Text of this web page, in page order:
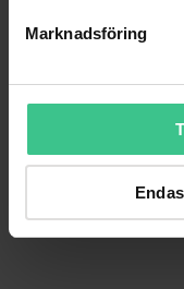
Marknadsföring